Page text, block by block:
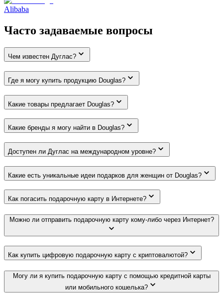
Alibaba
Часто задаваемые вопросы
Чем известен Дуглас?
Где я могу купить продукцию Douglas?
Какие товары предлагает Douglas?
Какие бренды я могу найти в Douglas?
Доступен ли Дуглас на международном уровне?
Какие есть уникальные идеи подарков для женщин от Douglas?
Как погасить подарочную карту в Интернете?
Можно ли отправить подарочную карту кому-либо через Интернет?
Как купить цифровую подарочную карту с криптовалютой?
Могу ли я купить подарочную карту с помощью кредитной карты
или мобильного кошелька?